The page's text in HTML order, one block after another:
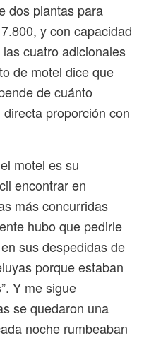
dos plantas para
y con capacidad
cuatro adicionales
de motel dice que
de cuánto
proporción con
motel es su
encontrar en
más concurridas
hubo que pedirle
sus despedidas de
porque estaban
Y me sigue
se quedaron una
noche rumbeaban